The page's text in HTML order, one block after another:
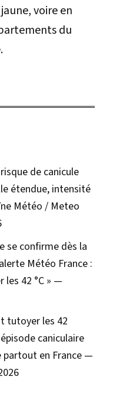
voire en
du
de canicule
étendue, intensité
Météo / Meteo
se confirme dès la
Météo France :
les 42 °C » —
tutoyer les 42
caniculaire
partout en France —